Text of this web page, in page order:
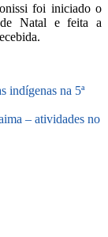
foi iniciado o
Natal e feita a
indígenas na 5ª
– atividades no